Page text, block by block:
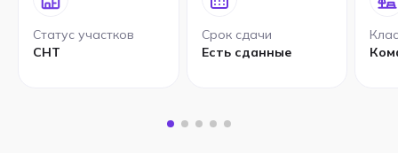
Статус участков
СНТ
Срок сдачи
Есть сданные